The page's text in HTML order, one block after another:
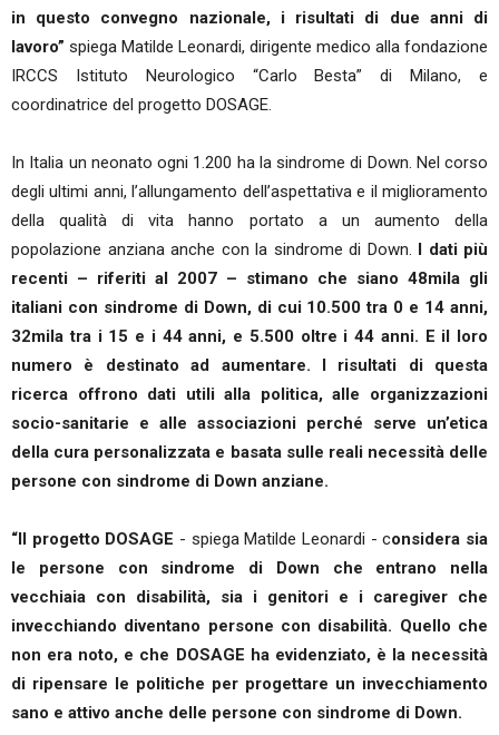
in questo convegno nazionale, i risultati di due anni di
lavoro” spiega Matilde Leonardi, dirigente medico alla fondazione
IRCCS Istituto Neurologico “Carlo Besta” di Milano, e
coordinatrice del progetto DOSAGE.
In Italia un neonato ogni 1.200 ha la sindrome di Down. Nel corso
degli ultimi anni, l’allungamento dell’aspettativa e il miglioramento
della qualità di vita hanno portato a un aumento della
popolazione anziana anche con la sindrome di Down. I dati più
recenti – riferiti al 2007 – stimano che siano 48mila gli
italiani con sindrome di Down, di cui 10.500 tra 0 e 14 anni,
32mila tra i 15 e i 44 anni, e 5.500 oltre i 44 anni. E il loro
numero è destinato ad aumentare. I risultati di questa
ricerca offrono dati utili alla politica, alle organizzazioni
socio-sanitarie e alle associazioni perché serve un’etica
della cura personalizzata e basata sulle reali necessità delle
persone con sindrome di Down anziane.
“Il progetto DOSAGE - spiega Matilde Leonardi - considera sia
le persone con sindrome di Down che entrano nella
vecchiaia con disabilità, sia i genitori e i caregiver che
invecchiando diventano persone con disabilità. Quello che
non era noto, e che DOSAGE ha evidenziato, è la necessità
di ripensare le politiche per progettare un invecchiamento
sano e attivo anche delle persone con sindrome di Down.